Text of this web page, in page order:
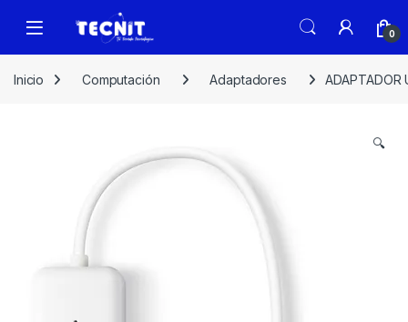
0
Inicio Computación Adaptadores ADAPTADOR
🔍